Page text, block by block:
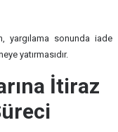
yargılama sonunda iade
yatırmasıdır.
İtiraz